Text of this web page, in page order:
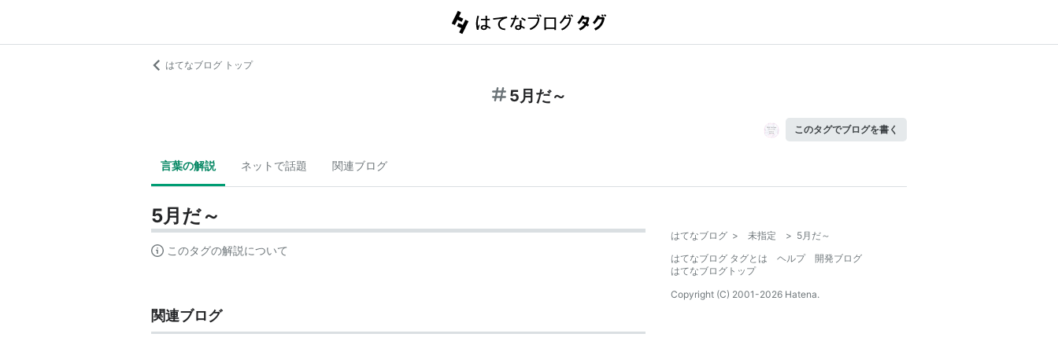
はてなブログ トップ
5月だ～
このタグでブログを書く
言葉の解説 ネットで話題 関連ブログ
5月だ～
このタグの解説について
関連ブログ
はてなブログ > 未指定 > 5月だ～
はてなブログ タグとは
ヘルプ
開発ブログ
はてなブログトップ
Copyright (C) 2001-2026 Hatena.